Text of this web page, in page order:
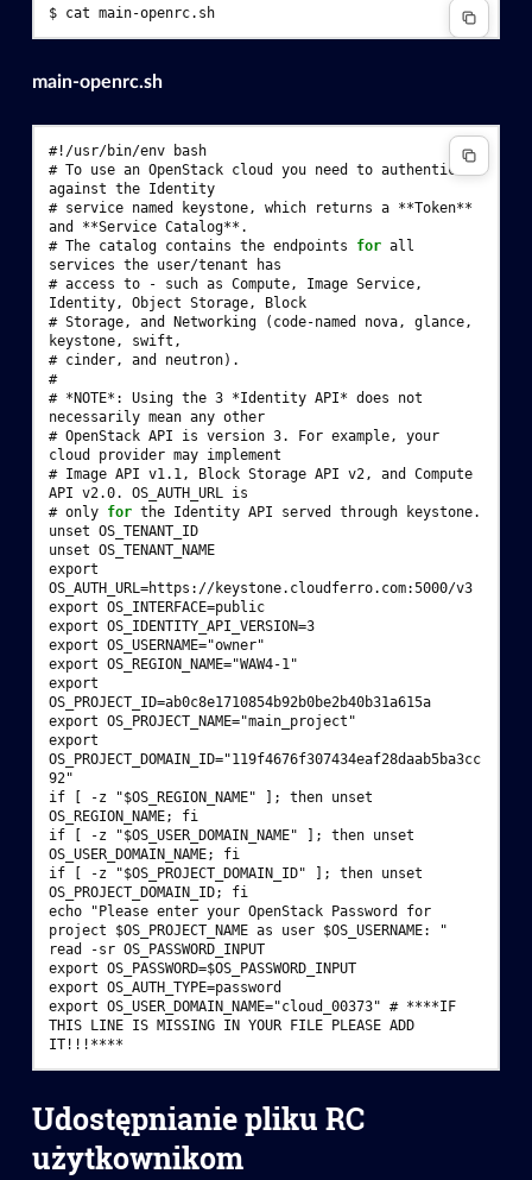
$ cat
main-openrc.sh
#!/usr/bin/env
# To use an OpenStack cloud you need to authenticate
against the
# service named keystone, which returns a **Token**
and
**Service
# The catalog contains the endpoints for all
services the user/tenant
# access to - such as Compute, Image Service,
Identity,
Object Storage,
# Storage, and Networking ( code-named nova,
glance,
keystone,
# cinder, and neutron)
#
# *NOTE*: Using the 3 *Identity API* does
not
necessarily mean any
# OpenStack API is version 3. For example,
your
cloud
provider may
# Image API v1.1, Block Storage API v2, and
Compute
API v2.0. OS_AUTH_URL
# only for the Identity API served through
unset OS_TENANT_ID
unset OS_TENANT_NAME
export
OS_AUTH_URL=https://keystone.cloudferro.com:5000/v3
export OS_INTERFACE=public
export OS_IDENTITY_API_VERSION=3
export OS_USERNAME="owner"
export OS_REGION_NAME="WAW4-1"
export
OS_PROJECT_ID=ab0c8e1710854b92b0be2b40b31a615a
export OS_PROJECT_NAME="main_project"
export
OS_PROJECT_DOMAIN_ID="119f4676f307434eaf28daab5ba3cc
92"
if [ -z "$OS_REGION_NAME" ]; then unset
OS_REGION_NAME; fi
if [ -z "$OS_USER_DOMAIN_NAME" ]; then unset
OS_USER_DOMAIN_NAME; fi
if [ -z "$OS_PROJECT_DOMAIN_ID" ]; then unset
OS_PROJECT_DOMAIN_ID; fi
echo "Please enter your OpenStack Password for
project $OS_PROJECT_NAME as user $OS_USERNAME: "
read -sr OS_PASSWORD_INPUT
export OS_PASSWORD=$OS_PASSWORD_INPUT
export OS_AUTH_TYPE=password
export OS_USER_DOMAIN_NAME="cloud_00373" # ****IF
THIS LINE IS MISSING IN YOUR FILE PLEASE ADD
IT!!!****
Udostępnianie pliku RC
użytkownikom